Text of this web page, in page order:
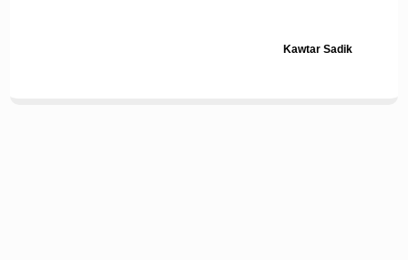
Kawtar Sadik